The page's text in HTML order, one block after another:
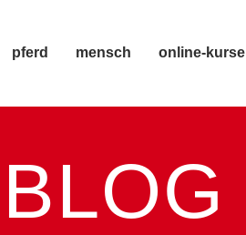
pferd mensch online-kurse
BLOG